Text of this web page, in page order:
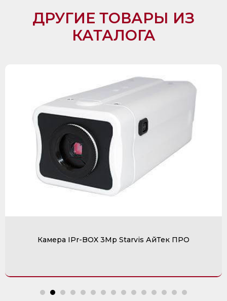
ДРУГИЕ ТОВАРЫ ИЗ
КАТАЛОГА
Камера IPr-BOX 3Mp Starvis АйТек ПРО